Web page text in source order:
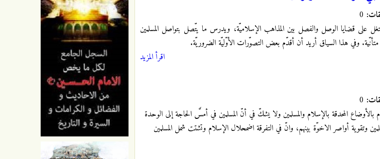
على قضايا الوصل والفصل بين المذاهب الإسلاميّة، ويدرس ما يتّصل بتواصل المسلمين
وفي هذا السياق أريد أن أقدّم بعض التصوّرات الأوّليّة الضروريّة.
اقرأ المزيد
بالأوضاع المحدقة بالإسلام والمسلمين ولا يشكّ في أنّ المسلمين في أمسَّ الحاجة إلى الوحدة
وتقوية أواصر الاخوّة بينهم، وانّ في التفرقة اضمحلال الإسلام وتشتت شمل المسلمين